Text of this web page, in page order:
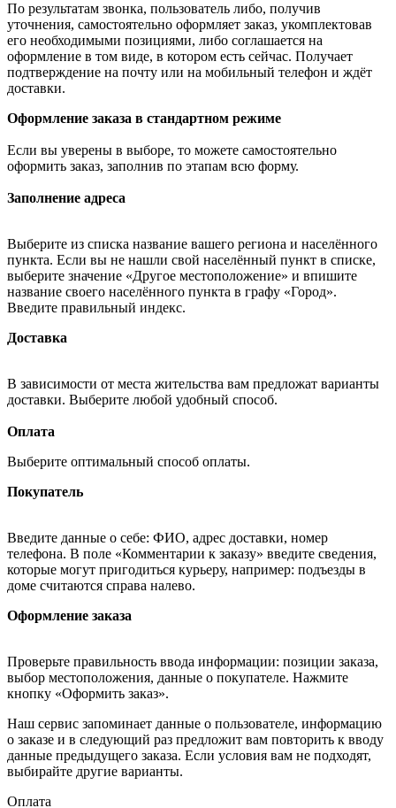
По результатам звонка, пользователь либо, получив
уточнения, самостоятельно оформляет заказ, укомплектовав
его необходимыми позициями, либо соглашается на
оформление в том виде, в котором есть сейчас. Получает
подтверждение на почту или на мобильный телефон и ждёт
доставки.
Оформление заказа в стандартном режиме
Если вы уверены в выборе, то можете самостоятельно
оформить заказ, заполнив по этапам всю форму.
Заполнение адреса
Выберите из списка название вашего региона и населённого
пункта. Если вы не нашли свой населённый пункт в списке,
выберите значение «Другое местоположение» и впишите
название своего населённого пункта в графу «Город».
Введите правильный индекс.
Доставка
В зависимости от места жительства вам предложат варианты
доставки. Выберите любой удобный способ.
Оплата
Выберите оптимальный способ оплаты.
Покупатель
Введите данные о себе: ФИО, адрес доставки, номер
телефона. В поле «Комментарии к заказу» введите сведения,
которые могут пригодиться курьеру, например: подъезды в
доме считаются справа налево.
Оформление заказа
Проверьте правильность ввода информации: позиции заказа,
выбор местоположения, данные о покупателе. Нажмите
кнопку «Оформить заказ».
Наш сервис запоминает данные о пользователе, информацию
о заказе и в следующий раз предложит вам повторить к вводу
данные предыдущего заказа. Если условия вам не подходят,
выбирайте другие варианты.
Оплата